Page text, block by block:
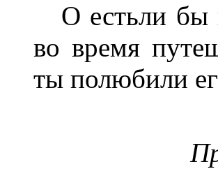
О естьли бы
во время
ты полюбили